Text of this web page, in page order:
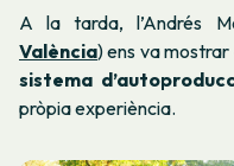
A la tarda, l’Andrés
València) ens va mostrar
sistema
pròpia experiència.